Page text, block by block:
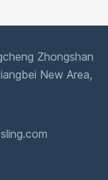
Zhongshan
New Area,